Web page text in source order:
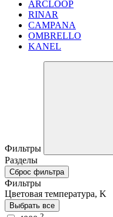
ARCLOOP
RINAR
CAMPANA
OMBRELLO
KANEL
Фильтры
Разделы
Сброс фильтра
Фильтры
Цветовая температура, K
Выбрать все